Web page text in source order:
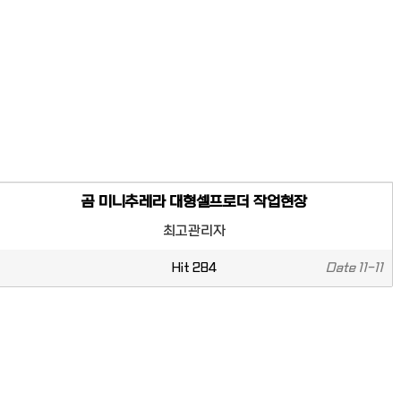
곰 미니추레라 대형셀프로더 작업현장
최고관리자
Hit 284 Date11-11